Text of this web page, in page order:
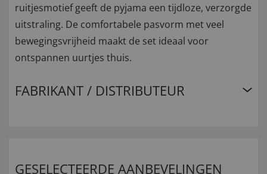
ruitjesmotief geeft de pyjama een tijdloze, verzorgde
uitstraling. De comfortabele pasvorm met veel
bewegingsvrijheid maakt de set ideaal voor
ontspannen uurtjes thuis.
FABRIKANT / DISTRIBUTEUR
GESELECTEERDE AANBEVELINGEN